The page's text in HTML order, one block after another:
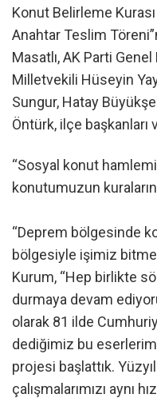
Konut Belirleme
Anahtar Teslim
Masatlı, AK Parti Genel
Milletvekili Hüseyin
Sungur, Hatay
Öntürk, ilçe başkanları
“Sosyal konut
konutumuzun
“Deprem bölgesinde
bölgesiyle işimiz
Kurum, “Hep birlikte
durmaya devam
olarak 81 ilde
dediğimiz bu
projesi başlattık.
çalışmalarımızı aynı